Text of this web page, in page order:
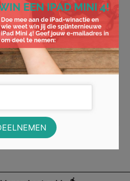
besparen met een sim only
ons namelijk heel goed